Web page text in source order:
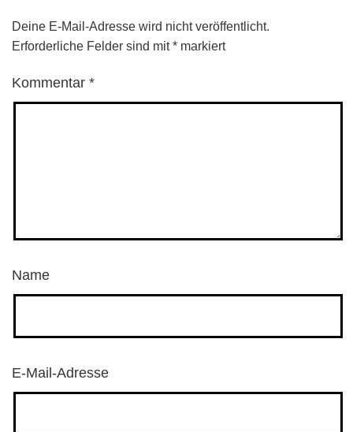
Deine E-Mail-Adresse wird nicht veröffentlicht.
Erforderliche Felder sind mit* markiert
Kommentar *
Name
E-Mail-Adresse